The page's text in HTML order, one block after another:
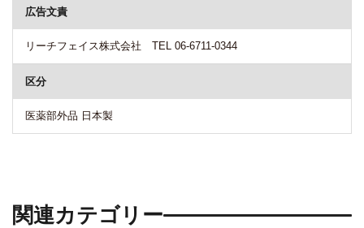
広告文責
リーチフェイス株式会社 TEL 06-6711-0344
区分
医薬部外品 日本製
関連カテゴリー